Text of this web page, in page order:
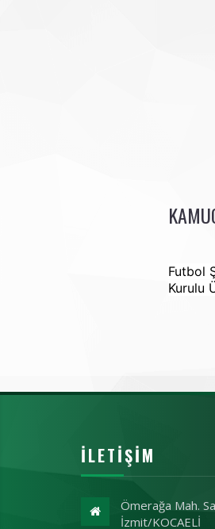
Futbol
Kurulu
İLETIŞIM
Ömerağa Mah.
İzmit/KOCAELİ